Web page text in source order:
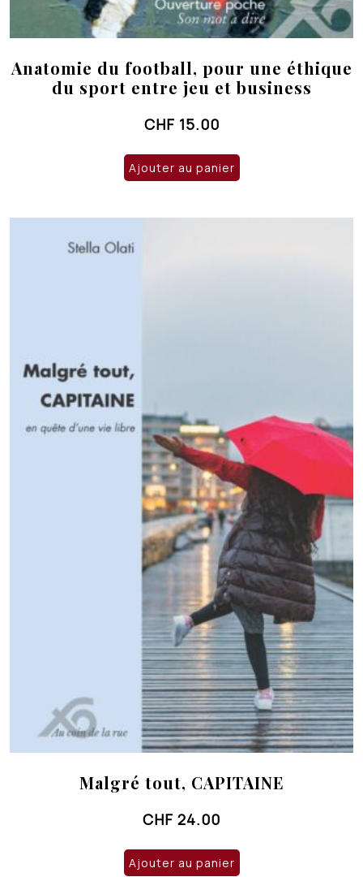
Anatomie du football, pour une éthique
du sport entre jeu et business
CHF 15.00
Ajouter au panier
Malgré tout, CAPITAINE
CHF 24.00
Ajouter au panier